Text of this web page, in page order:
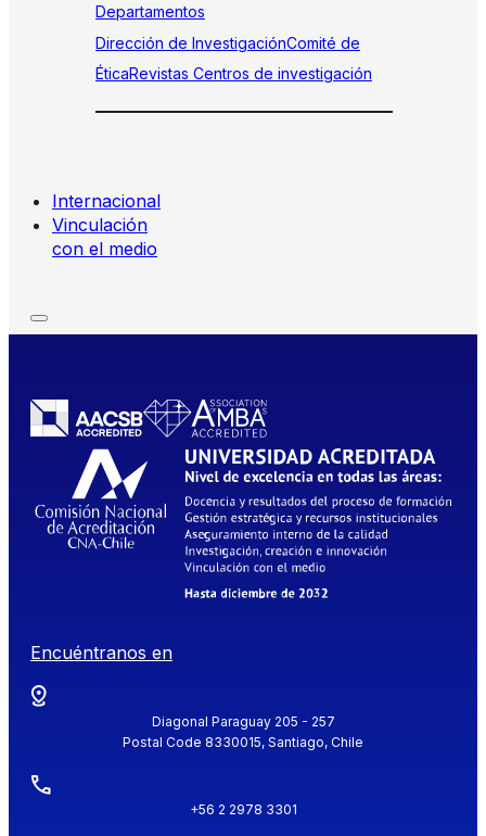
Departamentos
Dirección de InvestigaciónComité de
ÉticaRevistas Centros de investigación
Internacional
Vinculación
con el medio
Encuéntranos en
Diagonal Paraguay 205 - 257
Postal Code 8330015, Santiago, Chile
+56 2 2978 3301